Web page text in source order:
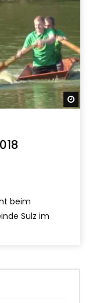
beim
Sulz im